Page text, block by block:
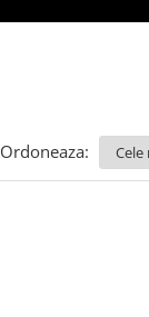
Ordoneaza: